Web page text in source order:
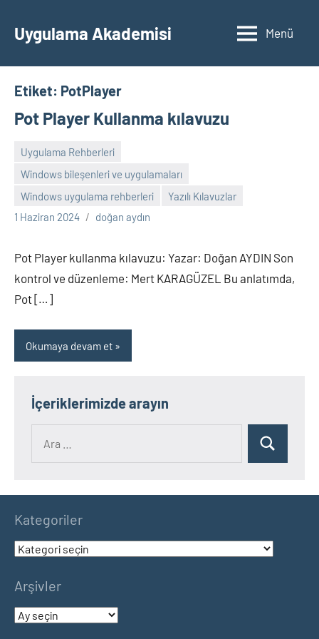
geçUygulama Akademisi Menü
Etiket: PotPlayer
Pot Player Kullanma kılavuzu
Uygulama Rehberleri
Windows bileşenleri ve uygulamaları
Windows uygulama rehberleri
Yazılı Kılavuzlar
1 Haziran 2024
doğan aydın
Yorum
yapılmamış
Pot Player kullanma kılavuzu: Yazar: Doğan AYDIN Son
kontrol ve düzenleme: Mert KARAGÜZEL Bu anlatımda,
Pot […]
Okumaya devam et
İçeriklerimizde arayın
Ara
Kategoriler
Kategoriler
Arşivler
Arşivler